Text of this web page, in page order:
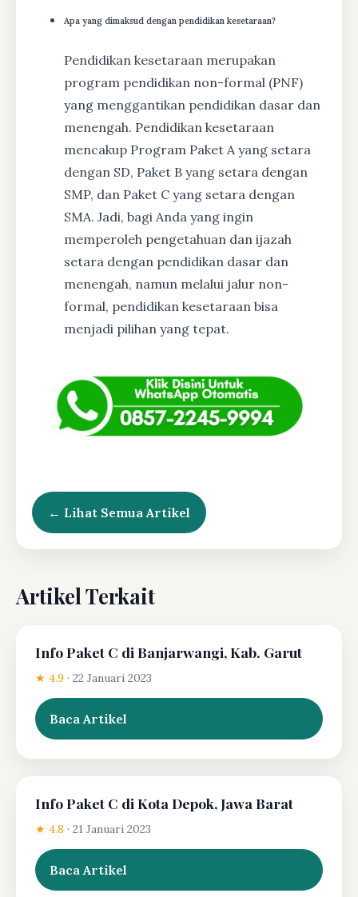
Apa yang dimaksud dengan pendidikan kesetaraan?
Pendidikan kesetaraan merupakan
program pendidikan non-formal (PNF)
yang menggantikan pendidikan dasar dan
menengah. Pendidikan kesetaraan
mencakup Program Paket A yang setara
dengan SD, Paket B yang setara dengan
SMP, dan Paket C yang setara dengan
SMA. Jadi, bagi Anda yang ingin
memperoleh pengetahuan dan ijazah
setara dengan pendidikan dasar dan
menengah, namun melalui jalur non-
formal, pendidikan kesetaraan bisa
menjadi pilihan yang tepat.
← Lihat Semua Artikel
Artikel Terkait
Info Paket C di Banjarwangi, Kab. Garut
★ 4.9 · 22 Januari 2023
Baca Artikel
Info Paket C di Kota Depok, Jawa Barat
★ 4.8 · 21 Januari 2023
Baca Artikel